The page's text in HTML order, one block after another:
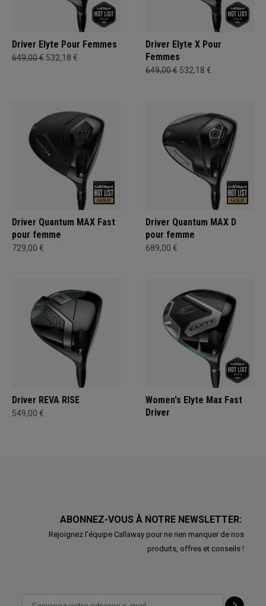
Driver Elyte Pour Femmes
649,00 € 532,18 €
Driver Elyte X Pour
Femmes
649,00 € 532,18 €
Driver Quantum MAX Fast
pour femme
729,00 €
Driver Quantum MAX D
pour femme
689,00 €
Driver REVA RISE
549,00 €
Women's Elyte Max Fast
Driver
ABONNEZ-VOUS À NOTRE NEWSLETTER:
Rejoignez l'équipe Callaway pour ne rien manquer de nos
produits, offres et conseils !